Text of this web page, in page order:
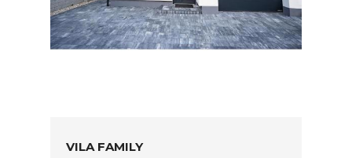
VILA FAMILY